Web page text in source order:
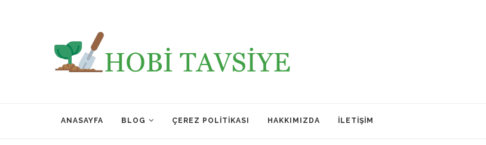
ANASAYFA BLOG ÇEREZ POLITIKASI HAKKIMIZDA İLETIŞIM